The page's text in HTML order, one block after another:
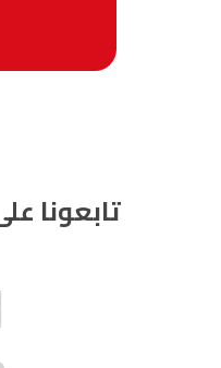
تابعونا